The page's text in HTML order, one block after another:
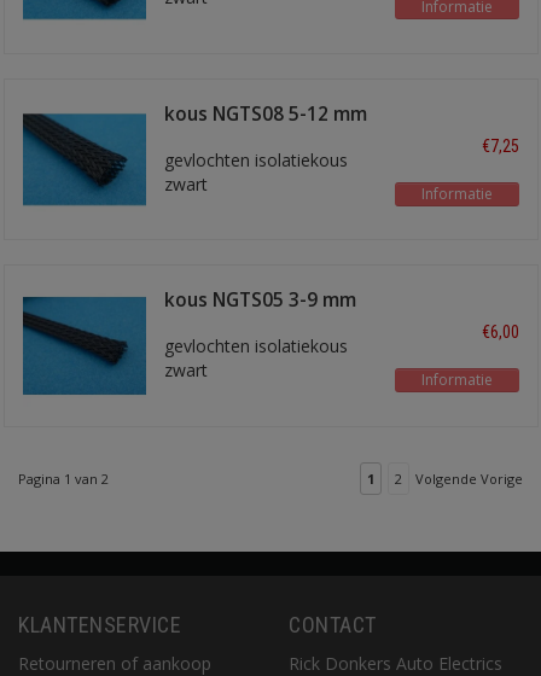
Informatie
kous NGTS08 5-12 mm
gevlochten isolatiekous
zwart
€7,25
Informatie
kous NGTS05 3-9 mm
gevlochten isolatiekous
zwart
€6,00
Informatie
Pagina 1 van 2 1 2 Volgende Vorige
KLANTENSERVICE
Retourneren of aankoop
CONTACT
Rick Donkers Auto Electrics